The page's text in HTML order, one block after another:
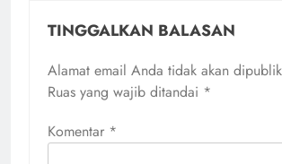
TINGGALKAN BALASAN
Alamat email Anda tidak akan
Ruas yang wajib ditandai *
Komentar *